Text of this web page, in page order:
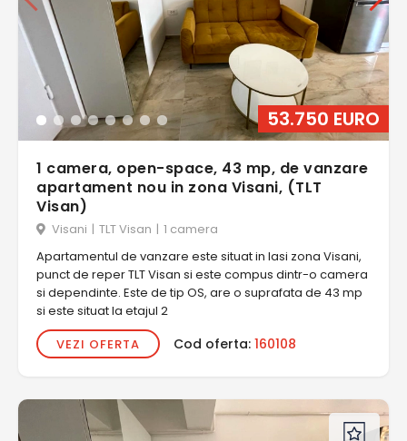
53.750 EURO
1 camera, open-space, 43 mp, de vanzare
apartament nou in zona Visani, (TLT
Visan)
Visani | TLT Visan | 1 camera
Apartamentul de vanzare este situat in Iasi zona Visani,
punct de reper TLT Visan si este compus dintr-o camera
si dependinte. Este de tip OS, are o suprafata de 43 mp
si este situat la etajul 2
VEZI OFERTA
Cod oferta: 160108